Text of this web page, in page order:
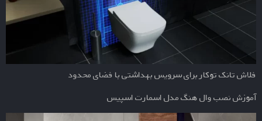
فلاش تانک توکار برای سرویس بهداشتی با فضای محدود
آموزش نصب وال هنگ مدل اسمارت اسپیس